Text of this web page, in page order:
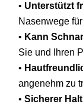
• Unterstützt
Nasenwege für
• Kann
Sie und Ihren
•
angenehm zu
• Sicherer